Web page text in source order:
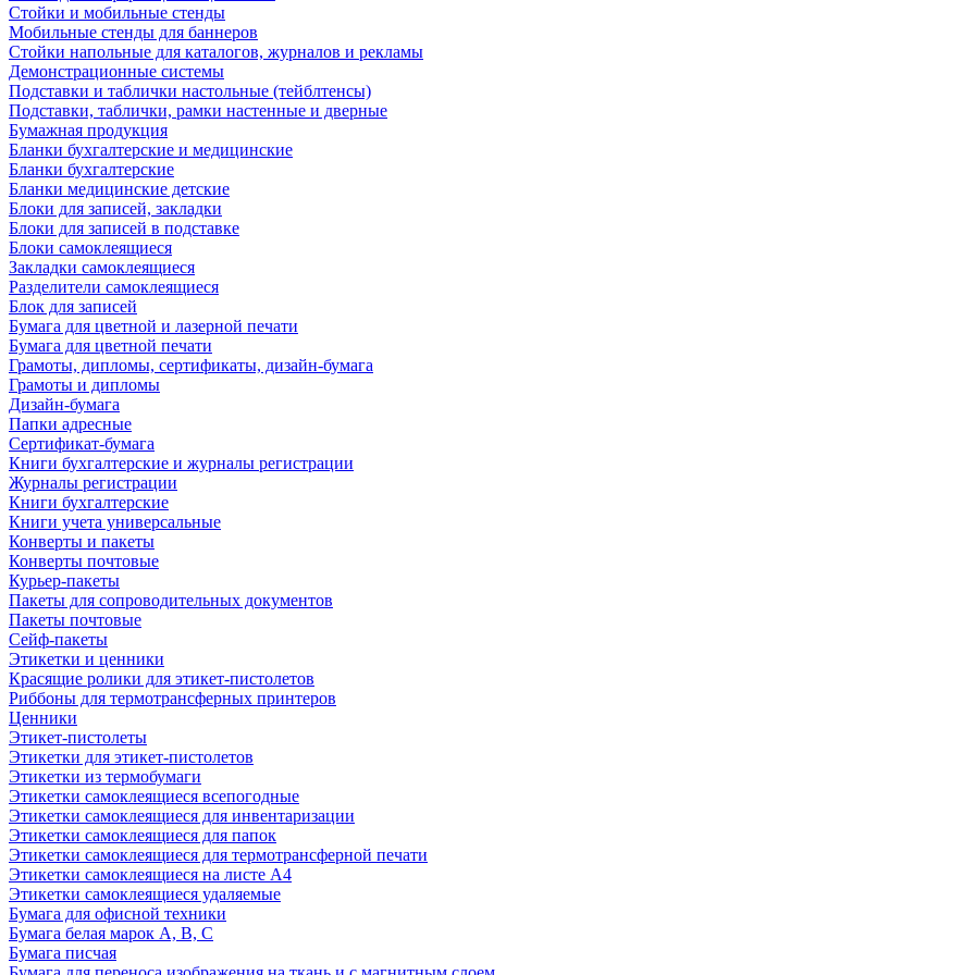
Стойки и мобильные стенды
Мобильные стенды для баннеров
Стойки напольные для каталогов, журналов и рекламы
Демонстрационные системы
Подставки и таблички настольные (тейблтенсы)
Подставки, таблички, рамки настенные и дверные
Бумажная продукция
Бланки бухгалтерские и медицинские
Бланки бухгалтерские
Бланки медицинские детские
Блоки для записей, закладки
Блоки для записей в подставке
Блоки самоклеящиеся
Закладки самоклеящиеся
Разделители самоклеящиеся
Блок для записей
Бумага для цветной и лазерной печати
Бумага для цветной печати
Грамоты, дипломы, сертификаты, дизайн-бумага
Грамоты и дипломы
Дизайн-бумага
Папки адресные
Сертификат-бумага
Книги бухгалтерские и журналы регистрации
Журналы регистрации
Книги бухгалтерские
Книги учета универсальные
Конверты и пакеты
Конверты почтовые
Курьер-пакеты
Пакеты для сопроводительных документов
Пакеты почтовые
Сейф-пакеты
Этикетки и ценники
Красящие ролики для этикет-пистолетов
Риббоны для термотрансферных принтеров
Ценники
Этикет-пистолеты
Этикетки для этикет-пистолетов
Этикетки из термобумаги
Этикетки самоклеящиеся всепогодные
Этикетки самоклеящиеся для инвентаризации
Этикетки самоклеящиеся для папок
Этикетки самоклеящиеся для термотрансферной печати
Этикетки самоклеящиеся на листе А4
Этикетки самоклеящиеся удаляемые
Бумага для офисной техники
Бумага белая марок А, В, С
Бумага писчая